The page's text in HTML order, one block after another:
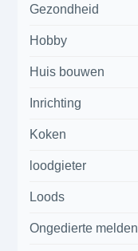
Gezondheid
Hobby
Huis bouwen
Inrichting
Koken
loodgieter
Loods
Ongedierte melden